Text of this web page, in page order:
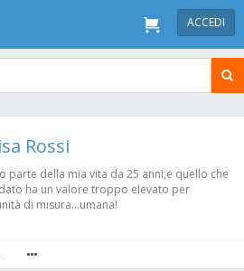
ACCEDI
Rossi
parte della mia vita da 25 anni,e quello che
ha un valore troppo elevato per
di misura...umana!